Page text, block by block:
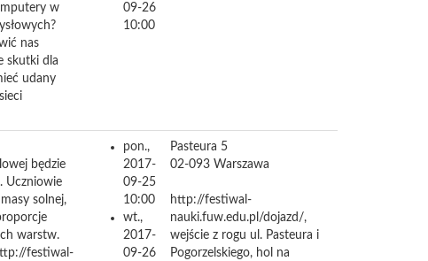
w
nas
skutki dla
udany
09-26
10:00
będzie
Uczniowie
solnej,
warstw.
festiwal-
pon.,
2017-
09-25
10:00
wt.,
2017-
09-26
Pasteura 5
02-093 Warszawa
http://festiwal-
nauki.fuw.edu.pl/dojazd/,
wejście z rogu ul. Pasteura i
Pogorzelskiego, hol na